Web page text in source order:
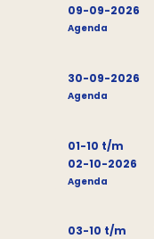
09-09-2026
Agenda
30-09-2026
Agenda
01-10 t/m
02-10-2026
Agenda
03-10 t/m